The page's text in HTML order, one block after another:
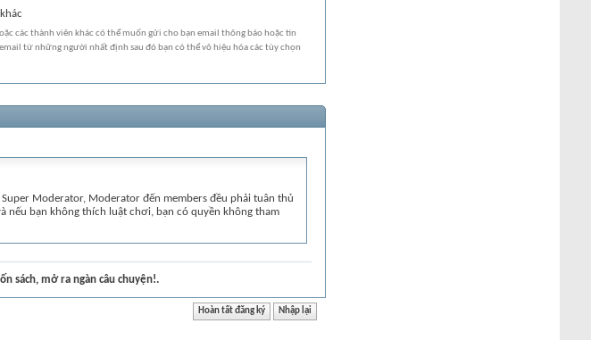
các thành viên khác có thể muốn gửi cho bạn email thông báo hoặc tin
từ những người nhất định sau đó bạn có thể vô hiệu hóa các tùy chọn
Moderator, Moderator đến members đều phải tuân thủ
nếu bạn không thích luật chơi, bạn có quyền không tham
tuy nhiên nếu thành viên gửi bài vẫn vi phạm sau khi được
sẽ bị khóa nick khi vào diễn đàn.
gọn để người đọc biết ngay bạn muốn nói gì trước khi
nhanh chóng hơn. Nên tìm kiếm trước khi đặt câu hỏi.
sách, mở ra ngàn câu chuyện!.